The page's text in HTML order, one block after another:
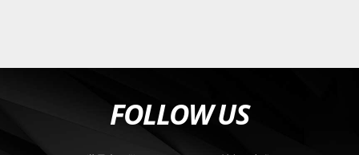
FOLLOW US